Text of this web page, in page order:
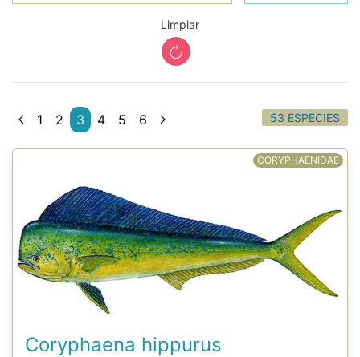
Limpiar
1 2 3 4 5 6 53 ESPECIES
CORYPHAENIDAE
Coryphaena hippurus